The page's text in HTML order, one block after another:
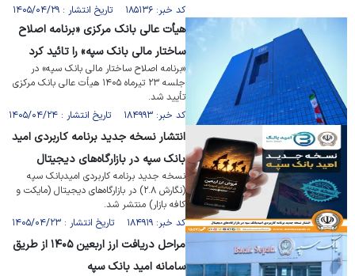
کد خبر: ۱۸۵۱۳۶ تاریخ انتشار : ۱۴۰۵/۰۴/۲۹
هیأت عالی بانک مرکزی «برنامه اصلاح
ساختار مالی بانک سپه» را تائید کرد
«برنامه اصلاح ساختار مالی بانک سپه» در
جلسه ۲۳ تیرماه ۱۴۰۵ هیأت عالی بانک مرکزی
تأیید شد.
کد خبر: ۱۸۴۹۹۳ تاریخ انتشار : ۱۴۰۵/۰۴/۲۴
انتشار نسخه جدید برنامه کاربردی امید
بانک سپه در بازارگاه‌های دیجیتال
نسخه جدید برنامه کاربردی امید‌بانک سپه
(نگارش ۲.۸) در بازارگاه‌های دیجیتال (مایکت و
کافه بازار) منتشر شد.
کد خبر: ۱۸۴۹۱۹ تاریخ انتشار : ۱۴۰۵/۰۴/۲۳
مراحل دریافت ارز اربعین ۱۴۰۵ از طریق
سامانه امید بانک سپه